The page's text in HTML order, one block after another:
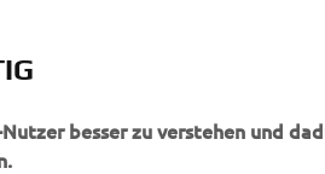
Mobile Anwendungen
besser zu verstehen und